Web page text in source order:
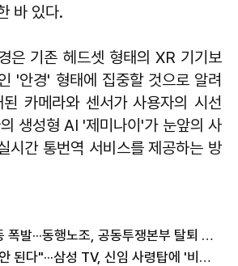
바 있다.
은 기존 헤드셋 형태의 XR 기기보
'안경' 형태에 집중할 것으로 알려
카메라와 센서가 사용자의 시선
생성형 AI '제미나이'가 눈앞의 사
시간 통번역 서비스를 제공하는 방
삼성전자 노노 갈등 폭발···동행노조, 공동투쟁본부 탈퇴 선언
"하드웨어로 더는 안 된다"···삼성 TV, 신임 사령탑에 '비개발자' 승부수